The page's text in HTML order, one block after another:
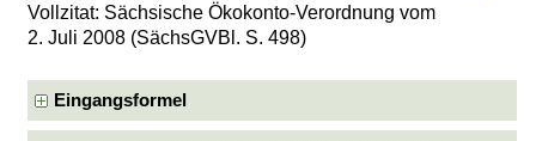
Vollzitat: Sächsische Ökokonto-Verordnung vom
2. Juli 2008 (SächsGVBl. S. 498)
Eingangsformel